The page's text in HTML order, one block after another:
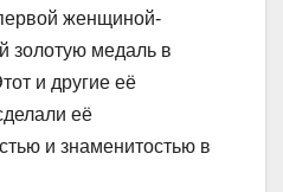
женщиной-
золотую медаль в
и другие её
её
и знаменитостью в